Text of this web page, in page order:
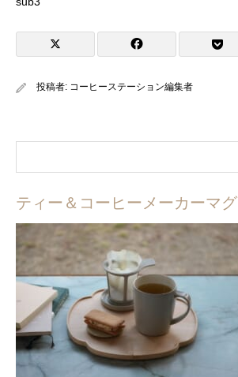
投稿者: コーヒーステーション編集者
ティー＆コーヒーメーカーマグ